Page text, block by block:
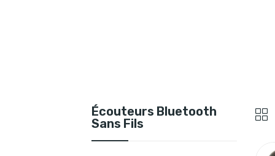
Écouteurs Bluetooth
Sans Fils